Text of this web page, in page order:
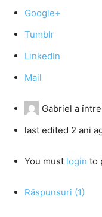
Google+
Tumblr
LinkedIn
Mail
Gabriel a
last edited 2 ani
You must login to
Răspunsuri (1)